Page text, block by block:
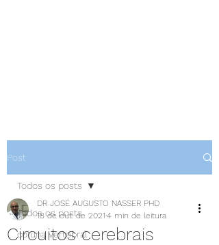
Post
Todos os posts
coluna vertebral
Todos os posts
Circuitos cerebrais
DR JOSÉ AUGUSTO NASSER PHD
18 de out. de 2021 4 min de leitura